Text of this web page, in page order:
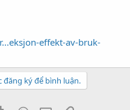
effekt-av-bruk-
đăng ký để bình luận.